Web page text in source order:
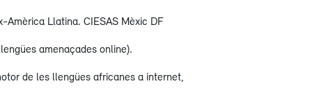
Amèrica Llatina. CIESAS Mèxic DF
amenaçades online).
de les llengües africanes a internet,